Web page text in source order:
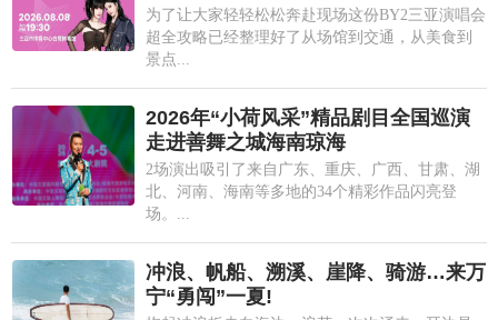
为了让大家轻轻松松奔赴现场这份BY2三亚演唱会
超全攻略已经整理好了从场馆到交通，从美食到
景点...
2026年“小荷风采”精品剧目全国巡演
走进善舞之城海南琼海
2场演出吸引了来自广东、重庆、广西、甘肃、湖
北、河南、海南等多地的34个精彩作品闪亮登
场。...
冲浪、帆船、溯溪、崖降、骑游…来万
宁“勇闯”一夏!